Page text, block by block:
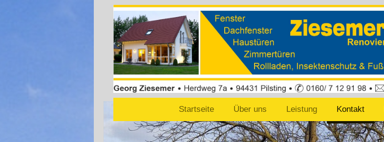
Startseite Über uns Leistung Kontakt